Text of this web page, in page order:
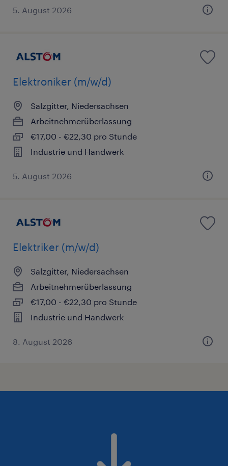
5. August 2026
Elektroniker (m/w/d)
Salzgitter, Niedersachsen
Arbeitnehmerüberlassung
€17,00 - €22,30 pro Stunde
Industrie und Handwerk
5. August 2026
Elektriker (m/w/d)
Salzgitter, Niedersachsen
Arbeitnehmerüberlassung
€17,00 - €22,30 pro Stunde
Industrie und Handwerk
8. August 2026